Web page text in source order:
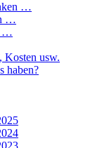
…
…
…
Kosten usw.
haben?